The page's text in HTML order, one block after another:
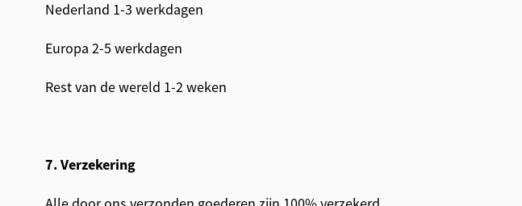
Nederland 1-3 werkdagen
Europa 2-5 werkdagen
Rest van de wereld 1-2 weken
7. Verzekering